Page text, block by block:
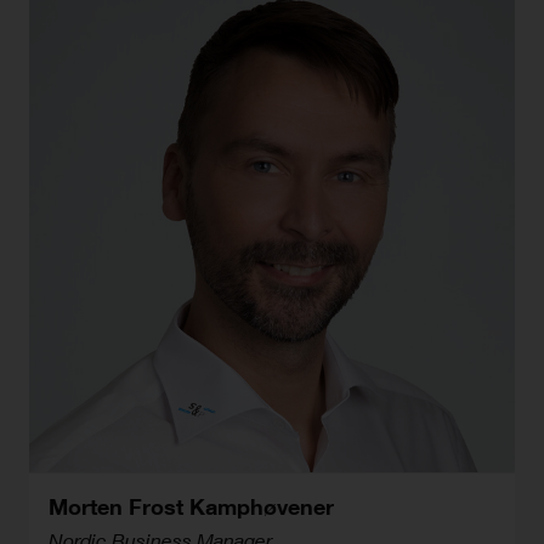
Morten Frost Kamphøvener
Nordic Business Manager